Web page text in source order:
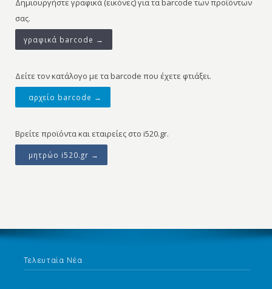
Δημιουργήστε γραφικά (εικόνες) για τα barcode των προϊόντων
σας.
γραφικά barcode →
Δείτε τον κατάλογο με τα barcode που έχετε φτιάξει.
αρχείο barcode →
Βρείτε προϊόντα και εταιρείες στο i520.gr.
μητρώο i520.gr →
Τελευταία Νέα